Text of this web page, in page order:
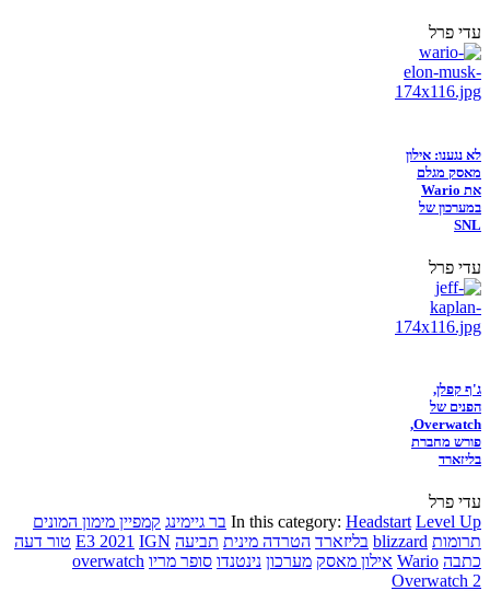
עדי פרל
לא נגענו: אילון
מאסק מגלם
את Wario
במערכון של
SNL
עדי פרל
ג'ף קפלן,
הפנים של
Overwatch,
פורש מחברת
בליזארד
עדי פרל
In this category: Headstart Level Up בר גיימינג קמפיין מימון המונים
תרומות blizzard בליזארד הטרדה מינית תביעה E3 2021 IGN
טור דעה
כתבה Wario אילון מאסק מערכון נינטנדו סופר מריו overwatch
Overwatch 2